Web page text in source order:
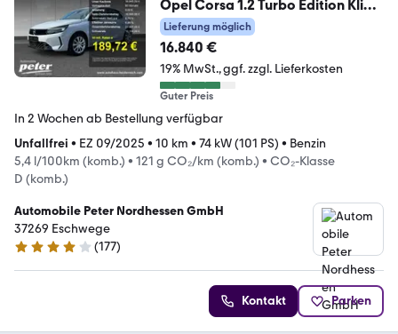
Opel Corsa 1.2 Turbo Edition Klima
Sitzheizung 100PS
Lieferung möglich
16.840 €
19% MwSt. ggf. zzgl. Lieferkosten
Guter Preis
In 2 Wochen ab Bestellung verfügbar
Unfallfrei • EZ 09/2025 • 10 km • 74 kW (101 PS) • Benzin
5,4 l/100km (komb.) • 121 g CO₂/km (komb.) • CO₂-Klasse
D (komb.)
Automobile Peter Nordhessen GmbH
37269 Eschwege
4.2 Sterne
(177)
Kontakt Parken